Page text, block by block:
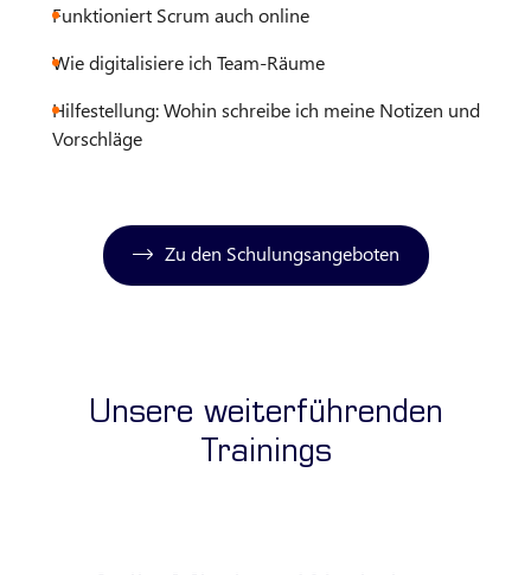
Funktioniert Scrum auch online
Wie digitalisiere ich Team-Räume
Hilfestellung: Wohin schreibe ich meine Notizen und
Vorschläge
Zu den Schulungsangeboten
Unsere weiterführenden
Trainings